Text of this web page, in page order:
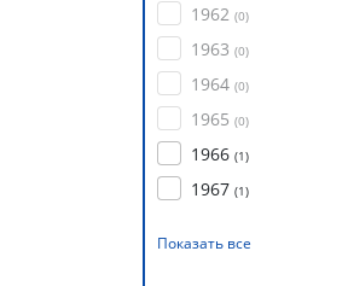
1962 (0)
1963 (0)
1964 (0)
1965 (0)
1966 (1)
1967 (1)
Показать все